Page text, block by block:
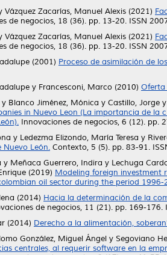
Vázquez Zacarías, Manuel Alexis (2021)
de negocios, 18 (36). pp. 13-20. ISSN
Vázquez Zacarías, Manuel Alexis (2021)
de negocios, 18 (36). pp. 13-20. ISSN
(2001) Proceso de asimilación de
y Francesconi, Marco (2010) Oferta
y Blanco Jiménez, Mónica y Castillo, Jorge
in Nuevo Leon (La importancia de la
Innovaciones de negocios, 6 (12). pp.
y Ledezma Elizondo, María Teresa y
León. Contexto, 5 (5). pp. 83-91.
y Meñaca Guerrero, Indira y Lechuga
(2019) Modeling foreign investment
oil sector during the period 1996-
(2014) Hacia la determinación de la
de negocios, 11 (21). pp. 169-176.
(2014) Derecho a la alimentación,
González, Miguel Ángel y Segoviano
centrales, al requerir software en la